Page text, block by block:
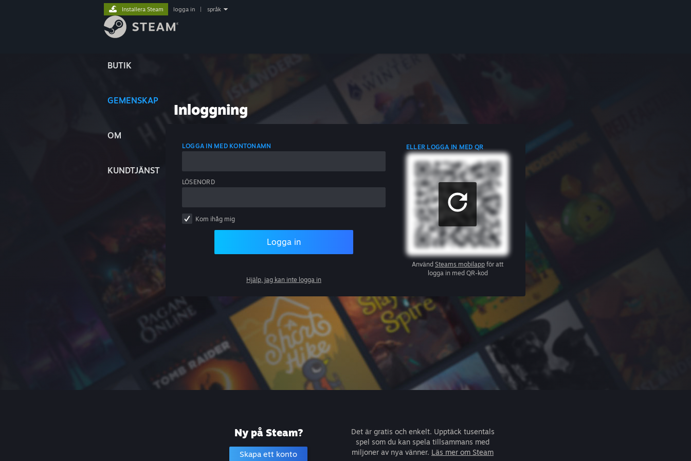
BUTIK
GEMENSKAP
OM
KUNDTJÄNST
Installera Steam logga in språk
Inloggning
LOGGA IN MED KONTONAMN
LÖSENORD
Kom ihåg mig
Logga in
Hjälp, jag kan inte logga in
ELLER LOGGA IN MED QR
Använd Steams mobilapp för att
logga in med QR-kod
Ny på Steam?
Skapa ett konto
Det är gratis och enkelt. Upptäck tusentals
spel som du kan spela tillsammans med
miljoner av nya vänner. Läs mer om Steam